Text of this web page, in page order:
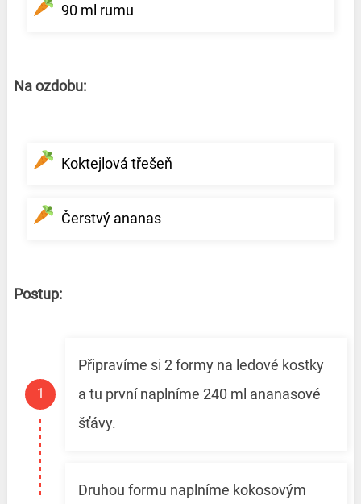
90 ml rumu
Na ozdobu:
Koktejlová třešeň
Čerstvý ananas
Postup:
Připravíme si 2 formy na ledové kostky
a tu první naplníme 240 ml ananasové
šťávy.
Druhou formu naplníme kokosovým